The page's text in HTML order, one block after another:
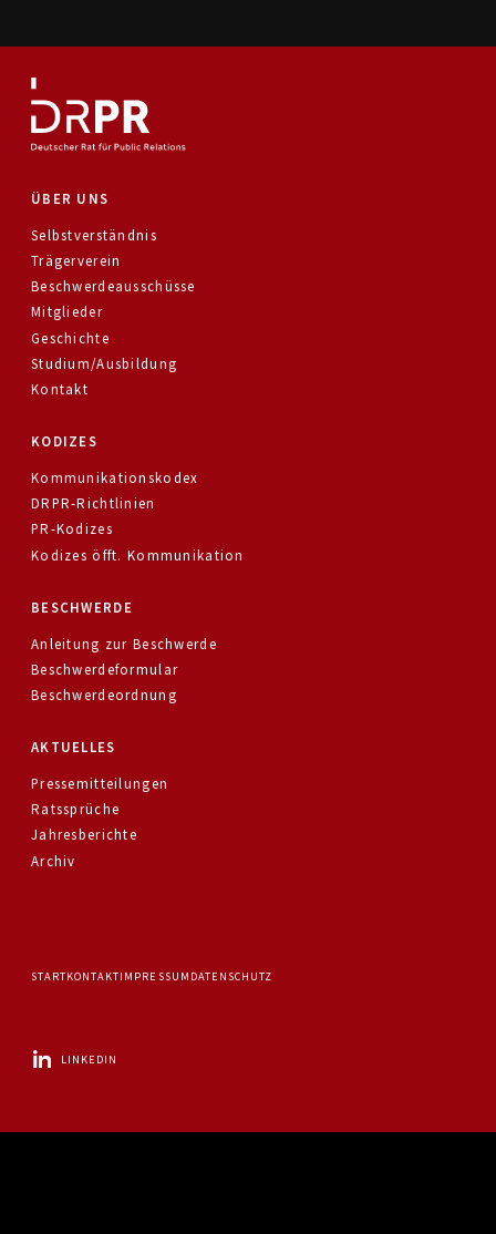
ÜBER UNS
Selbstverständnis
Trägerverein
Beschwerdeausschüsse
Mitglieder
Geschichte
Studium/Ausbildung
Kontakt
KODIZES
Kommunikationskodex
DRPR-Richtlinien
PR-Kodizes
Kodizes öfft. Kommunikation
BESCHWERDE
Anleitung zur Beschwerde
Beschwerdeformular
Beschwerdeordnung
AKTUELLES
Pressemitteilungen
Ratssprüche
Jahresberichte
Archiv
STARTKONTAKTIMPRESSUM DATENSCHUTZ
LINKEDIN